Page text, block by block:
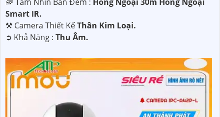
Smart IR.
⚒ Camera Thiết KếThân Kim Loại.
️➲ Khả Năng : Thu Âm.